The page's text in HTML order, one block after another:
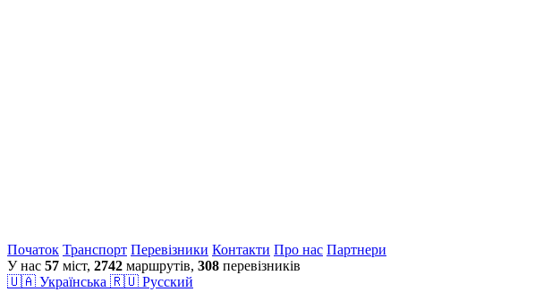
Початок Транспорт Перевiзники Контакти Про нас Партнери
У нас 57 міст, 2742 маршрутів, 308 перевізників
🇺🇦 Українська 🇷🇺 Русский